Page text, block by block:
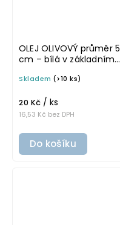
OLEJ OLIVOVÝ průměr 5
cm – bílá v základním
samolepka na
Skladem (>10 ks)
16,53 Kč bez DPH
20 Kč / ks
Do košíku